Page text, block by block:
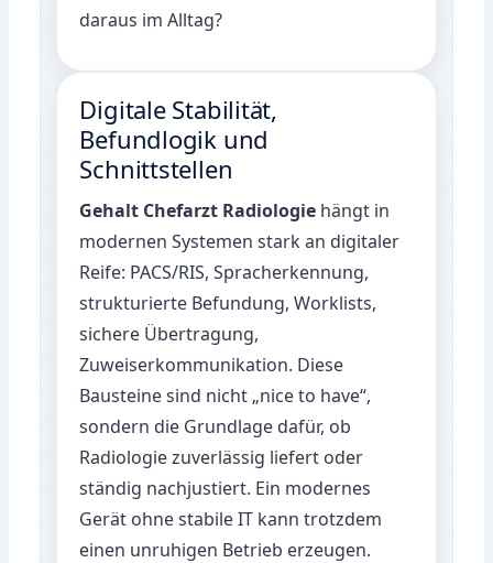
daraus im Alltag?
Digitale Stabilität,
Befundlogik und
Schnittstellen
Gehalt Chefarzt Radiologie hängt in
modernen Systemen stark an digitaler
Reife: PACS/RIS, Spracherkennung,
strukturierte Befundung, Worklists,
sichere Übertragung,
Zuweiserkommunikation. Diese
Bausteine sind nicht „nice to have“,
sondern die Grundlage dafür, ob
Radiologie zuverlässig liefert oder
ständig nachjustiert. Ein modernes
Gerät ohne stabile IT kann trotzdem
einen unruhigen Betrieb erzeugen.